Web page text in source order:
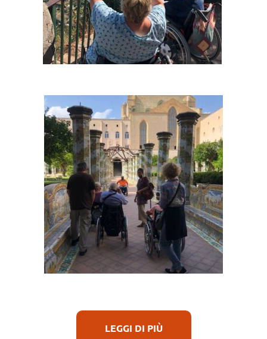
LEGGI DI PIÙ